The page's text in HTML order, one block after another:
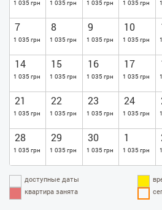
1 035 грн 1 035 грн 1 035 грн 1 035 грн
7
1 035 грн
8
1 035 грн
9
1 035 грн
10
1 035 грн
14
1 035 грн
15
1 035 грн
16
1 035 грн
17
1 035 грн
21
1 035 грн
22
1 035 грн
23
1 035 грн
24
1 035 грн
28
1 035 грн
29
1 035 грн
30
1 035 грн
1
1 035 грн
доступные даты
квартира занята